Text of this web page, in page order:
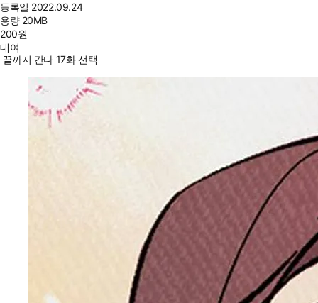
등록일 2022.09.24
용량 20MB
200원
대여
끝까지 간다 17화 선택